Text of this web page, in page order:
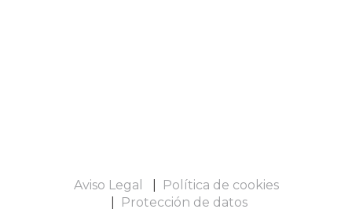
Aviso Legal
Política de cookies
Protección de datos